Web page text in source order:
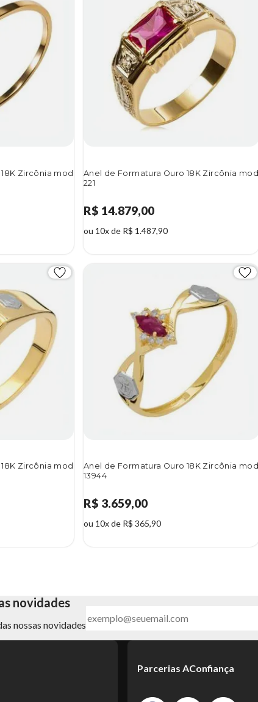
Zircônia mod
Anel de Formatura Ouro 18K Zircônia mod
221
R$ 14.879,00
ou 10x de R$ 1.487,90
Zircônia mod
Anel de Formatura Ouro 18K Zircônia mod
13944
R$ 3.659,00
ou 10x de R$ 365,90
novidades
nossas novidades
Parcerias AConfiança